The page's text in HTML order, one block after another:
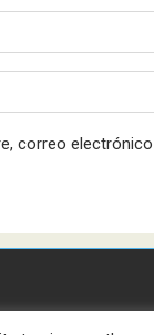
correo